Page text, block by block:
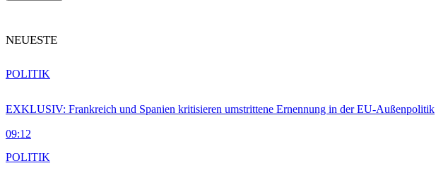
NEUESTE
EXKLUSIV: Frankreich und Spanien kritisieren umstrittene Ernennung in der EU-Außenpolitik
09:12
POLITIK
POLITIK